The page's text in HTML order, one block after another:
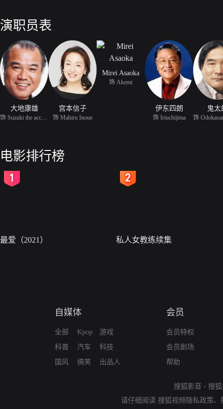
演职员表
大地康雄 宫本信子
饰 Mahiru Inoue
Mirei Asaoka
饰 Akemi
伊东四朗
饰 Iriuchijima
鬼太
电影排行榜
最爱（2021） 私人女教练续集
自媒体
全部
科普
国风
Kpop
汽车
搞笑
游戏
科技
出品人
会员
会员特权
会员剧场
帮助
搜狐影音 - 搜
请仔细阅读 搜狐视频隐私政策、